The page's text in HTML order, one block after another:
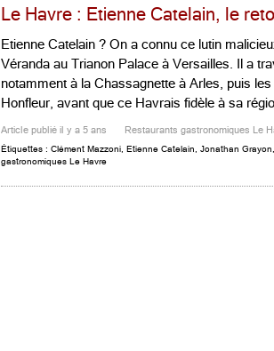
Le Havre : Etienne Catelain, le
Etienne Catelain ? On a connu ce lutin
Véranda au Trianon Palace à Versailles. Il a
notamment à la Chassagnette à Arles, puis
Honfleur, avant que ce Havrais fidèle à sa
Article publié il y a 5 ans Restaurants gastronomiques Le
Étiquettes : Clément Mazzoni Etienne Catelain Jonathan Grayon
gastronomiques Le Havre